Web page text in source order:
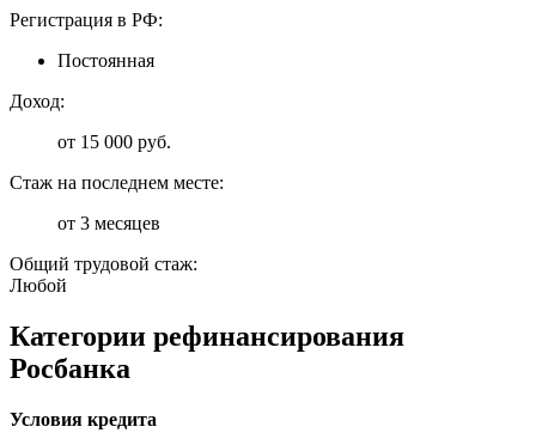
Регистрация в РФ:
Постоянная
Доход:
от 15 000 руб.
Стаж на последнем месте:
от 3 месяцев
Общий трудовой стаж:
Любой
Категории рефинансирования
Росбанка
Условия кредита